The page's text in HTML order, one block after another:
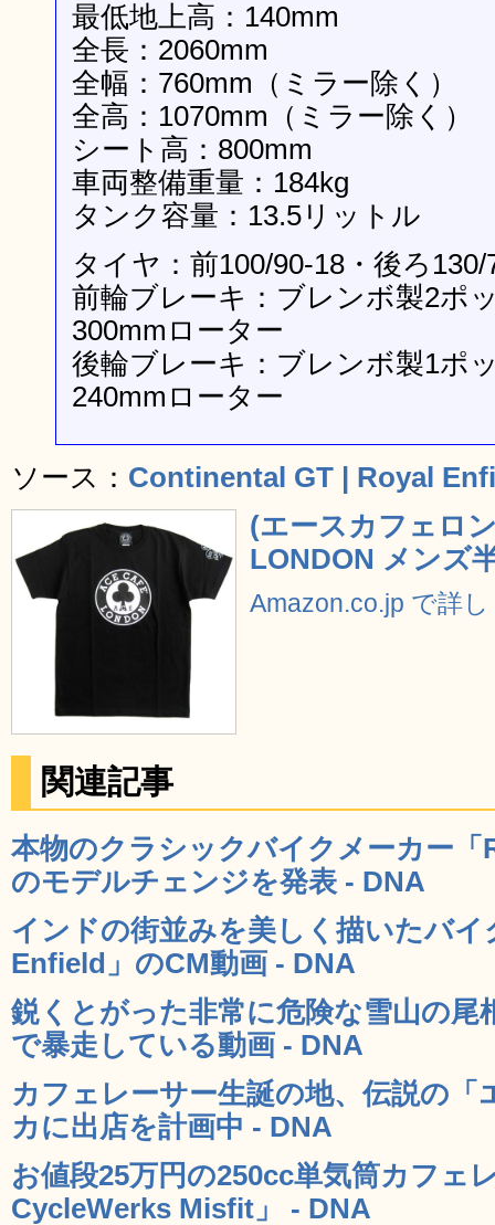
最低地上高：140mm
全長：2060mm
全幅：760mm（ミラー除く）
全高：1070mm（ミラー除く）
シート高：800mm
車両整備重量：184kg
タンク容量：13.5リットル
タイヤ：前100/90-18・後ろ130/
前輪ブレーキ：ブレンボ製2ポ
300mmローター
後輪ブレーキ：ブレンボ製1ポ
240mmローター
ソース： Continental GT | Royal
(エースカフェロ
LONDON メンズ
Amazon.co.jp で詳
関連記事
本物のクラシックバイクメーカー
のモデルチェンジを発表 - DNA
インドの街並みを美しく描いたバ
Enfield」のCM動画 - DNA
鋭くとがった非常に危険な雪山の尾
で暴走している動画 - DNA
カフェレーサー生誕の地、伝説の
カに出店を計画中 - DNA
お値段25万円の250cc単気筒カフェ
CycleWerks Misfit」 - DNA